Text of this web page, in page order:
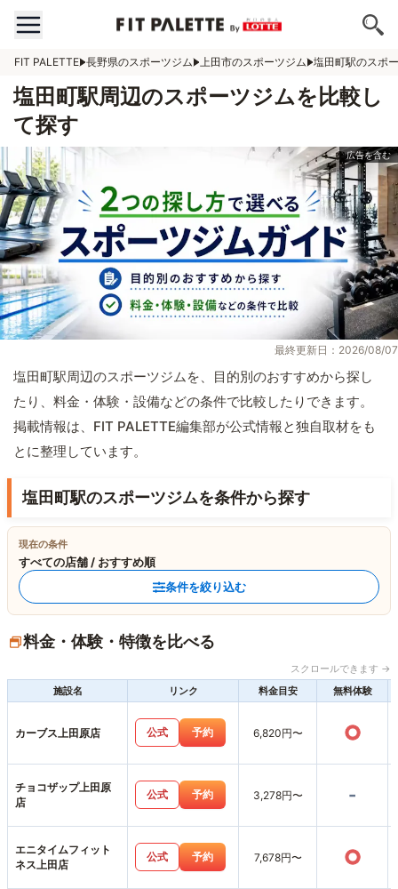
FIT PALETTE 長野県のスポーツジム 上田市のスポーツジム 塩田町駅のスポ
塩田町駅周辺のスポーツジムを比較し
て探す
最終更新日：2026/08/07
塩田町駅周辺のスポーツジムを、目的別のおすすめから探し
たり、料金・体験・設備などの条件で比較したりできます。
掲載情報は、FIT PALETTE編集部が公式情報と独自取材をも
とに整理しています。
塩田町駅のスポーツジムを条件から探す
現在の条件
すべての店舗 / おすすめ順
条件を絞り込む
料金・体験・特徴を比べる
スクロールできます →
施設名
リンク 料金目安 無料体験
カーブス上田原店 公式 予約 6,820円〜 ○
チョコザップ上田原
店
公式 予約 3,278円〜 -
エニタイムフィット
ネス上田店
公式 予約 7,678円〜 ○